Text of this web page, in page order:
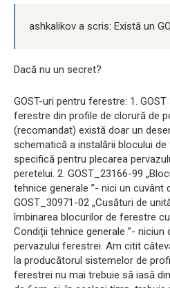
ashkalikov a scris: Există un
Dacă nu un secret?
GOST-uri pentru ferestre: 1.
ferestre din profile de clorură de
(recomandat) există doar un
schematică a instalării blocului
specifică pentru plecarea
peretelui. 2. GOST_23166-99
tehnice generale ”- nici un cuvânt
GOST_30971-02 „Cusături de
îmbinarea blocurilor de ferestre
Condiții tehnice generale ”- niciun
pervazului ferestrei. Am citit
la producătorul sistemelor de
ferestrei nu mai trebuie să iasă